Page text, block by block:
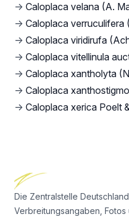
→ Caloplaca velana (A.
→ Caloplaca verruculifera
→ Caloplaca viridirufa
→ Caloplaca vitellinula
→ Caloplaca xantholyta
→ Caloplaca
→ Caloplaca xerica Poelt
Die Zentralstelle
Verbreitungsangaben,